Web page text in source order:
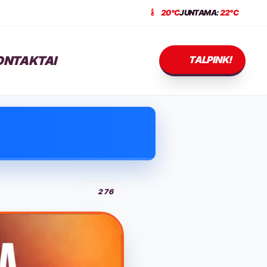
20°CJUNTAMA:22°C
TALPINK!
276